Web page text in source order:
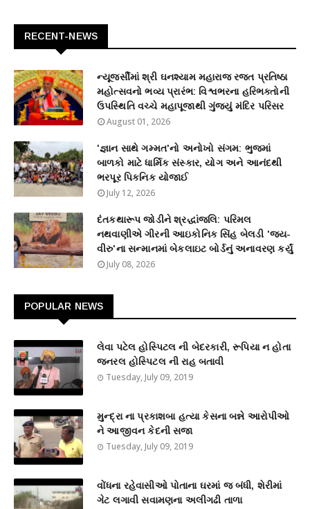
RECENT-NEWS
ન્યૂજર્સીમાં શ્રી ઘનશ્યામ મહારાજ રજત પ્રતિષ્ઠા
મહોત્સવનો ભવ્ય પ્રારંભ: વિશ્વભરના હરિભક્તોની
ઉપસ્થિતિ વચ્ચે મહાપૂજાથી ગુંજ્યું મંદિર પરિસર
August 01, 2026
'જ્ઞાન સાથે ગમ્મત'નો અનોખો સંગમ: ભુજમાં
બાળકો માટે ધાર્મિક સંસ્કાર, યોગ અને આનંદથી
ભરપૂર પિકનિક યોજાઈ
July 12, 2026
દંતકથારૂપ જોડીને શ્રદ્ધાંજલિ: પરિમલ
નથવાણીએ ગીરની આઇકોનિક સિંહ બેલડી 'જય-
વીરુ'ના સન્માનમાં બેકલાઇટ બોર્ડનું અનાવરણ કર્યું
July 08, 2026
POPULAR NEWS
લેવા પટેલ હોસ્પિટલ ની બેદરકારી, રૂપિયા ન હોતા
જનરલ હોસ્પિટલ ની રાહ બતાવી
Tuesday, July 09, 2019
મુન્દ્રા ના પ્રકાશબા હત્યા કેસના બન્ને આરોપીઓ
ને આજીવન કેદની સજા
Tuesday, July 09, 2019
વોંધના રહેવાસીઓ પોતાના ઘરમાં જ બંધી, શેરીમાં
ગેટ લગાવી સવામણના અલીગઢી તાળા